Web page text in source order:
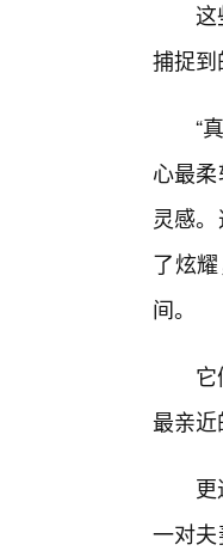
这
捕捉
“
心最
灵感
了炫
间。
最亲近
一对